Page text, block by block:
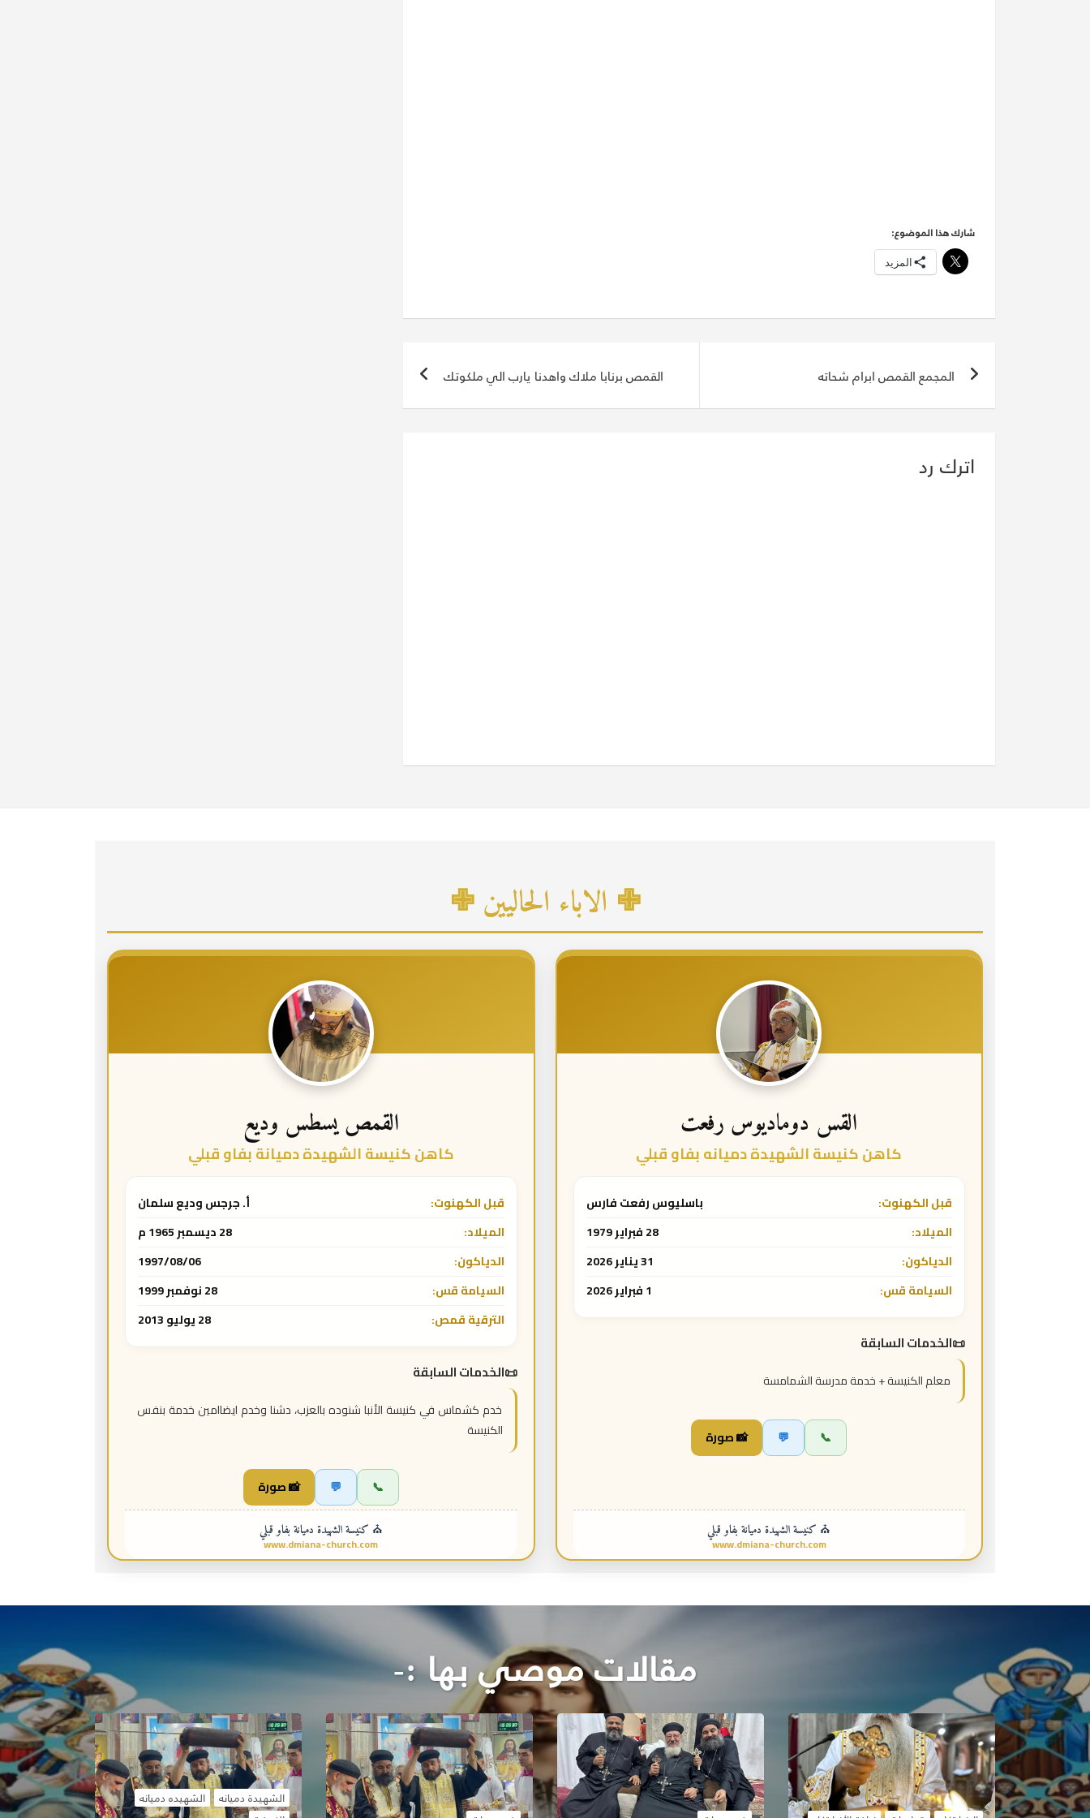
شارك هذا الموضوع:
المزيد
تصفّح
المقالات
المجمع القمص ابرام شحاته القمص برنابا ملاك واهدنا يارب الي ملكوتك
اترك رد
✙ الاباء الحاليين ✙
القس دوماديوس رفعت
كاهن كنيسة الشهيدة دميانه بفاو قبلي
قبل الكهنوت:
باسليوس رفعت فارس
الميلاد:
28 فبراير 1979
الدياكون:
31 يناير 2026
السيامة قس:
1 فبراير 2026
الخدمات السابقة
معلم الكنيسة + خدمة مدرسة الشمامسة
📞
💬 📸 صورة
⛪ كنيسة الشهيدة دميانة بفاو قبلي
www.dmiana-church.com
القمص يسطس وديع
كاهن كنيسة الشهيدة دميانة بفاو قبلي
قبل الكهنوت:
أ. جرجس وديع سلمان
الميلاد:
28 ديسمبر 1965 م
الدياكون:
1997/08/06
السيامة قس:
28 نوفمبر 1999
الترقية قمص:
28 يوليو 2013
الخدمات السابقة
خدم كشماس في كنيسة الأنبا شنوده بالعزب، دشنا وخدم ايضاامين خدمة بنفس
الكنيسة
📞
💬 📸 صورة
⛪ كنيسة الشهيدة دميانة بفاو قبلي
www.dmiana-church.com
مقالات موصي بها :-
الشهيدة دميانه
الشهيده دميانه